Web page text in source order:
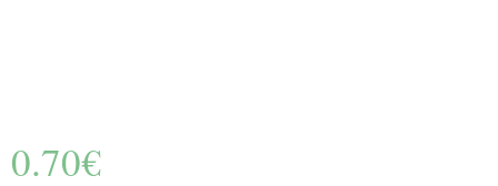
0.70€